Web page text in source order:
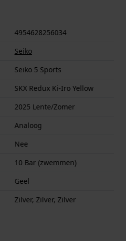
4954628256034
Seiko
Seiko 5 Sports
SKX Redux Ki-Iro Yellow
2025 Lente/Zomer
Analoog
Nee
10 Bar (zwemmen)
Geel
Zilver, Zilver, Zilver